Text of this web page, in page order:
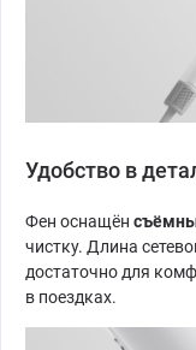
Удобство в
Фен оснащён
чистку. Длина
достаточно для
в поездках.